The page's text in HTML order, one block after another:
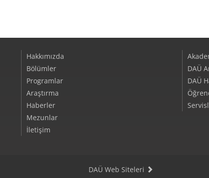
Hakkımızda
Bölümler
Programlar
Araştırma
Haberler
Mezunlar
İletişim
DAÜ
DAÜ
DAÜ Web Siteleri